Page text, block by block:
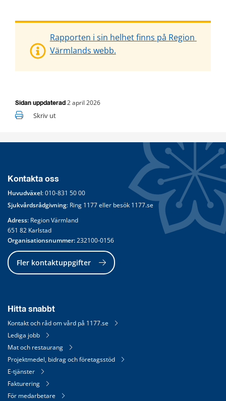
Rapporten i sin helhet finns på Region
Värmlands webb.
Sidan uppdaterad 2 april 2026
Skriv ut
Kontakta oss
Huvudväxel: 010-831 50 00
Sjukvårdsrådgivning: Ring 1177 eller besök 1177.se
Adress: Region Värmland
651 82 Karlstad
Organisationsnummer: 232100-0156
Fler kontaktuppgifter
Hitta snabbt
Kontakt och råd om vård på 1177.se
Lediga jobb
Mat och restaurang
Projektmedel, bidrag och företagsstöd
E-tjänster
Fakturering
För medarbetare